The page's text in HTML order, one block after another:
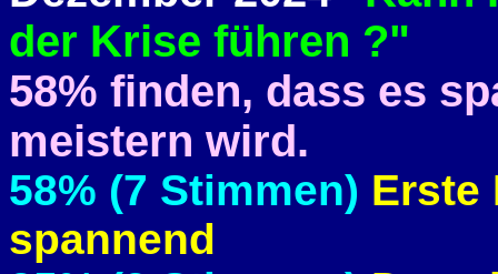
der Krise führen ?"
58% finden, dass es
meistern wird.
58% (7 Stimmen) Erste
spannend